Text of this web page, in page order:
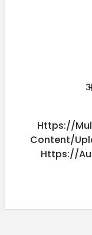
Https://
Content/
Https://